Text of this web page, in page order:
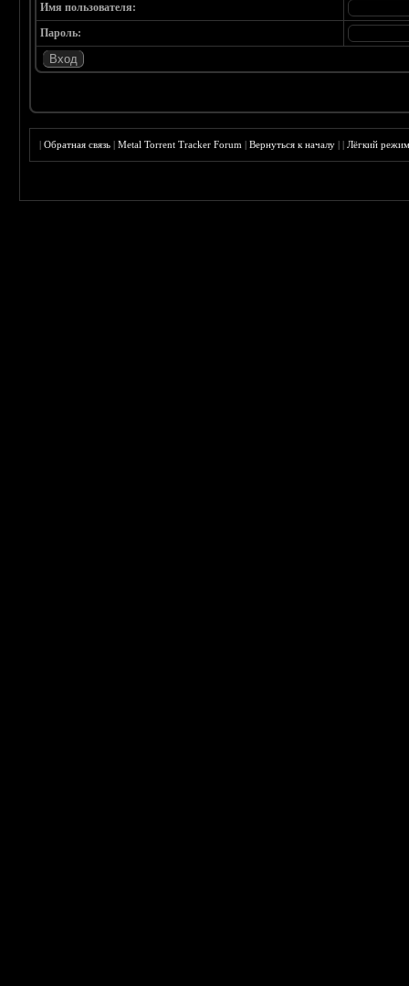
Имя пользователя:
Пароль:
|Обратная связь |Metal Torrent Tracker Forum |Вернуться к началу ||Лёгкий